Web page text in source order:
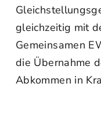
gleichzeitig mit
Gemeinsamen
die Übernahme
Abkommen in